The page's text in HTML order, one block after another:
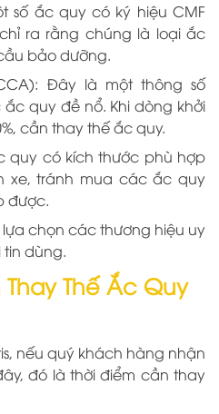
số ắc quy có ký hiệu CMF
ra rằng chúng là loại ắc
bảo dưỡng.
Đây là một thông số
quy đề nổ. Khi dòng khởi
cần thay thế ắc quy.
quy có kích thước phù hợp
xe, tránh mua các ắc quy
được.
lựa chọn các thương hiệu uy
dùng.
Thế Ắc Quy
nếu quý khách hàng nhận
đó là thời điểm cần thay